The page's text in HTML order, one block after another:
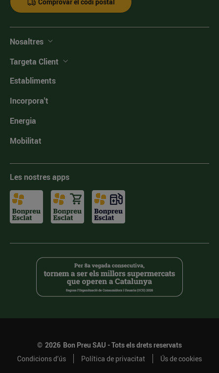
Nosaltres
Targeta Client
Establiments
Incorpora't
Energia
Mobilitat
Les nostres apps
© 2026 Bon Preu SAU - Tots els drets reservats
Condicions d’ús
Política de privacitat Ús de cookies